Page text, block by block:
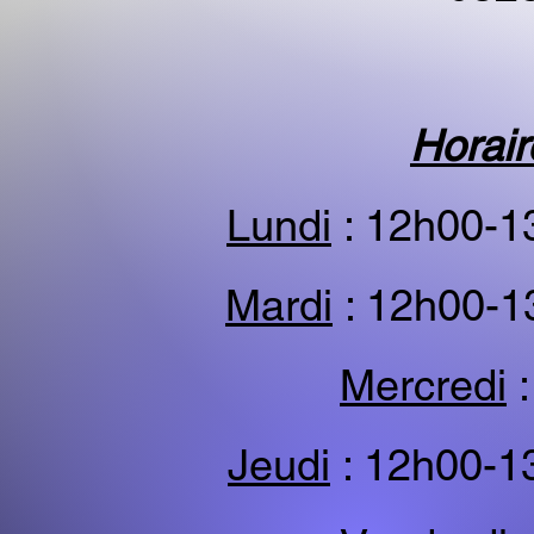
Lundi : 12h00-
Mardi : 12h00-
Mercredi
Jeudi : 12h00-